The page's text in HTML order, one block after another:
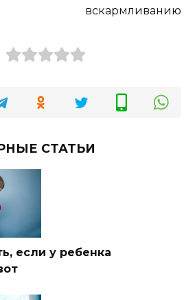
вскармливанию
СТАТЬИ
если у ребенка